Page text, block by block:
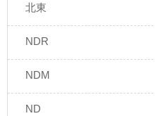
北東
NDR
NDM
ND